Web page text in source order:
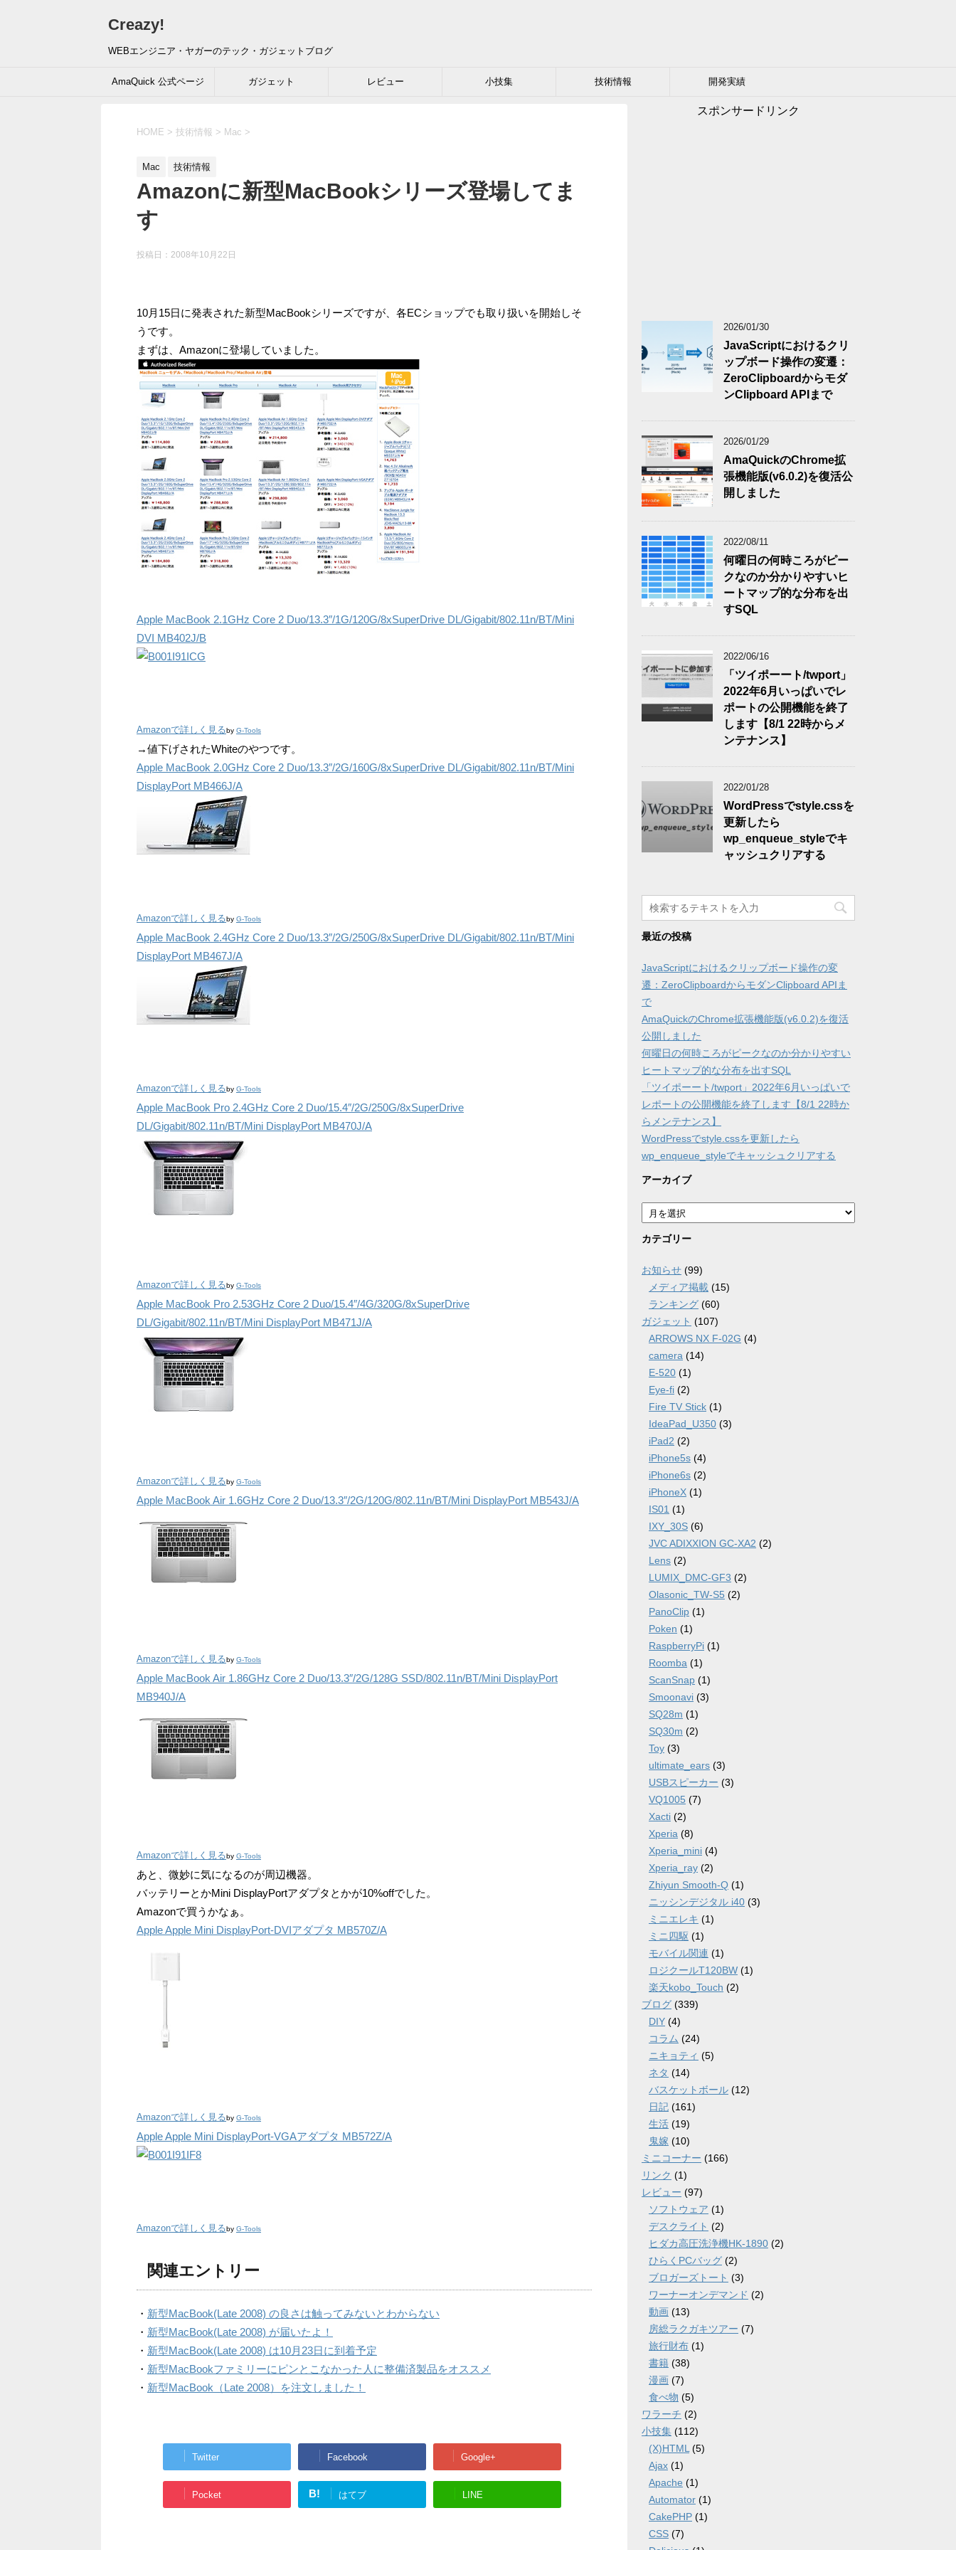
Creazy!
WEBエンジニア・ヤガーのテック・ガジェットブログ
AmaQuick 公式ページ ガジェット レビュー 小技集 技術情報 開発実績
HOME > 技術情報 > Mac >
Mac 技術情報
Amazonに新型MacBookシリーズ登場してま
す
投稿日： 2008年10月22日
10月15日に発表された新型MacBookシリーズですが、各ECショップでも取り扱いを開始しそ
うです。
まずは、Amazonに登場していました。
Apple MacBook 2.1GHz Core 2 Duo/13.3″/1G/120G/8xSuperDrive DL/Gigabit/802.11n/BT/Mini
DVI MB402J/B
Amazonで詳しく見るby G-Tools
→値下げされたWhiteのやつです。
Apple MacBook 2.0GHz Core 2 Duo/13.3″/2G/160G/8xSuperDrive DL/Gigabit/802.11n/BT/Mini
DisplayPort MB466J/A
Amazonで詳しく見るby G-Tools
Apple MacBook 2.4GHz Core 2 Duo/13.3″/2G/250G/8xSuperDrive DL/Gigabit/802.11n/BT/Mini
DisplayPort MB467J/A
Amazonで詳しく見るby G-Tools
Apple MacBook Pro 2.4GHz Core 2 Duo/15.4″/2G/250G/8xSuperDrive
DL/Gigabit/802.11n/BT/Mini DisplayPort MB470J/A
Amazonで詳しく見るby G-Tools
Apple MacBook Pro 2.53GHz Core 2 Duo/15.4″/4G/320G/8xSuperDrive
DL/Gigabit/802.11n/BT/Mini DisplayPort MB471J/A
Amazonで詳しく見るby G-Tools
Apple MacBook Air 1.6GHz Core 2 Duo/13.3″/2G/120G/802.11n/BT/Mini DisplayPort MB543J/A
Amazonで詳しく見るby G-Tools
Apple MacBook Air 1.86GHz Core 2 Duo/13.3″/2G/128G SSD/802.11n/BT/Mini DisplayPort
MB940J/A
Amazonで詳しく見るby G-Tools
あと、微妙に気になるのが周辺機器。
バッテリーとかMini DisplayPortアダプタとかが10%offでした。
Amazonで買うかなぁ。
Apple Apple Mini DisplayPort-DVIアダプタ MB570Z/A
Amazonで詳しく見るby G-Tools
Apple Apple Mini DisplayPort-VGAアダプタ MB572Z/A
Amazonで詳しく見るby G-Tools
関連エントリー
・ 新型MacBook(Late 2008) の良さは触ってみないとわからない
・ 新型MacBook(Late 2008) が届いたよ！
・ 新型MacBook(Late 2008) は10月23日に到着予定
・ 新型MacBookファミリーにピンとこなかった人に整備済製品をオススメ
・ 新型MacBook（Late 2008）を注文しました！
Twitter Facebook Google+
Pocket B! はてブ LINE
スポンサードリンク
2026/01/30
JavaScriptにおけるクリ
ップボード操作の変遷：
ZeroClipboardからモダ
ンClipboard APIまで
2026/01/29
AmaQuickのChrome拡
張機能版(v6.0.2)を復活公
開しました
2022/08/11
何曜日の何時ころがピー
クなのか分かりやすいヒ
ートマップ的な分布を出
すSQL
2022/06/16
「ツイポーート/twport」
2022年6月いっぱいでレ
ポートの公開機能を終了
します【8/1 22時からメ
ンテナンス】
2022/01/28
WordPressでstyle.cssを
更新したら
wp_enqueue_styleでキ
ャッシュクリアする
最近の投稿
JavaScriptにおけるクリップボード操作の変
遷：ZeroClipboardからモダンClipboard APIま
で
AmaQuickのChrome拡張機能版(v6.0.2)を復活
公開しました
何曜日の何時ころがピークなのか分かりやすい
ヒートマップ的な分布を出すSQL
「ツイポーート/twport」2022年6月いっぱいで
レポートの公開機能を終了します【8/1 22時か
らメンテナンス】
WordPressでstyle.cssを更新したら
wp_enqueue_styleでキャッシュクリアする
アーカイブ
ア
ー
カ
ブ
カテゴリー
お知らせ (99)
メディア掲載 (15)
ランキング (60)
ガジェット (107)
ARROWS NX F-02G (4)
camera (14)
E-520 (1)
Eye-fi (2)
Fire TV Stick (1)
IdeaPad_U350 (3)
iPad2 (2)
iPhone5s (4)
iPhone6s (2)
iPhoneX (1)
IS01 (1)
IXY_30S (6)
JVC ADIXXION GC-XA2 (2)
Lens (2)
LUMIX_DMC-GF3 (2)
Olasonic_TW-S5 (2)
PanoClip (1)
Poken (1)
RaspberryPi (1)
Roomba (1)
ScanSnap (1)
Smoonavi (3)
SQ28m (1)
SQ30m (2)
Toy (3)
ultimate_ears (3)
USBスピーカー (3)
VQ1005 (7)
Xacti (2)
Xperia (8)
Xperia_mini (4)
Xperia_ray (2)
Zhiyun Smooth-Q (1)
ニッシンデジタル i40 (3)
ミニエレキ (1)
ミニ四駆 (1)
モバイル関連 (1)
ロジクールT120BW (1)
楽天kobo_Touch (2)
ブログ (339)
DIY (4)
コラム (24)
ニキョティ (5)
ネタ (14)
バスケットボール (12)
日記 (161)
生活 (19)
鬼嫁 (10)
ミニコーナー (166)
リンク (1)
レビュー (97)
ソフトウェア (1)
デスクライト (2)
ヒダカ高圧洗浄機HK-1890 (2)
ひらくPCバッグ (2)
ブロガーズトート (3)
ワーナーオンデマンド (2)
動画 (13)
房総ラクガキツアー (7)
旅行財布 (1)
書籍 (38)
漫画 (7)
食べ物 (5)
ワラーチ (2)
小技集 (112)
(X)HTML (5)
Ajax (1)
Apache (1)
Automator (1)
CakePHP (1)
CSS (7)